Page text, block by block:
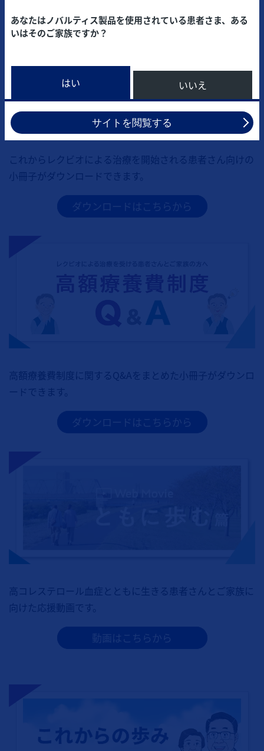
これからレクビオによる治療を開始される患者さん向けの
小冊子がダウンロードできます。
ダウンロードはこちらから
高額療養費制度に関するQ&Aをまとめた小冊子がダウンロ
ードできます。
ダウンロードはこちらから
高コレステロール血症とともに生きる患者さんとご家族に
向けた応援動画です。
動画はこちらから
あなたはノバルティス製品を使用されている患者さま、ある
いはそのご家族ですか？
はい いいえ
サイトを閲覧する